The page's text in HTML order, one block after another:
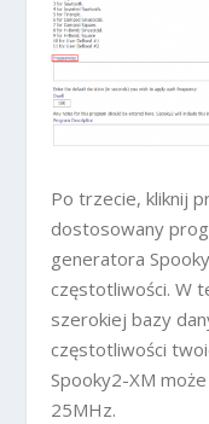
Po trzecie, kliknij
dostosowany
generatora
częstotliwości. W
szerokiej bazy
częstotliwości
Spooky2-XM
25MHz.